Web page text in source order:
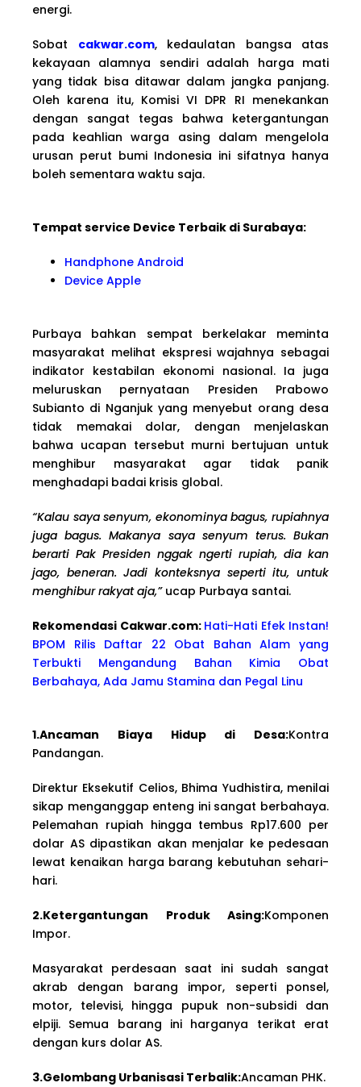
energi.
Sobat cakwar.com, kedaulatan bangsa atas
kekayaan alamnya sendiri adalah harga mati
yang tidak bisa ditawar dalam jangka panjang.
Oleh karena itu, Komisi VI DPR RI menekankan
dengan sangat tegas bahwa ketergantungan
pada keahlian warga asing dalam mengelola
urusan perut bumi Indonesia ini sifatnya hanya
boleh sementara waktu saja.
Tempat service Device Terbaik di Surabaya:
Handphone Android
Device Apple
Purbaya bahkan sempat berkelakar meminta
masyarakat melihat ekspresi wajahnya sebagai
indikator kestabilan ekonomi nasional. Ia juga
meluruskan pernyataan Presiden Prabowo
Subianto di Nganjuk yang menyebut orang desa
tidak memakai dolar, dengan menjelaskan
bahwa ucapan tersebut murni bertujuan untuk
menghibur masyarakat agar tidak panik
menghadapi badai krisis global.
“Kalau saya senyum, ekonominya bagus, rupiahnya
juga bagus. Makanya saya senyum terus. Bukan
berarti Pak Presiden nggak ngerti rupiah, dia kan
jago, beneran. Jadi konteksnya seperti itu, untuk
menghibur rakyat aja,”ucap Purbaya santai.
Rekomendasi Cakwar.com: Hati-Hati Efek Instan!
BPOM Rilis Daftar 22 Obat Bahan Alam yang
Terbukti Mengandung Bahan Kimia Obat
Berbahaya, Ada Jamu Stamina dan Pegal Linu
1.Ancaman Biaya Hidup di Desa:Kontra
Pandangan.
Direktur Eksekutif Celios, Bhima Yudhistira, menilai
sikap menganggap enteng ini sangat berbahaya.
Pelemahan rupiah hingga tembus Rp17.600 per
dolar AS dipastikan akan menjalar ke pedesaan
lewat kenaikan harga barang kebutuhan sehari-
hari.
2.Ketergantungan Produk Asing:Komponen
Impor.
Masyarakat perdesaan saat ini sudah sangat
akrab dengan barang impor, seperti ponsel,
motor, televisi, hingga pupuk non-subsidi dan
elpiji. Semua barang ini harganya terikat erat
dengan kurs dolar AS.
3.Gelombang Urbanisasi Terbalik:Ancaman PHK.